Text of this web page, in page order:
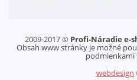
2009-2017 © Profi-Náradie e-
Obsah www stránky je možné
podmienkami
webdesign